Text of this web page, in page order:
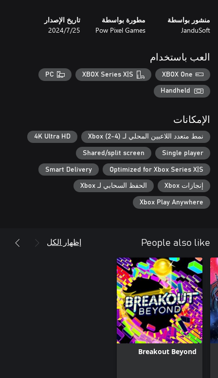
منشور بواسطة
JanduSoft
مطورة بواسطة
Pow Pixel Games
تاريخ الإصدار
25‏/7‏/2024
العب باستخدام
XBOX One
XBOX Series X|S
PC
Handheld
الإمكانات
نمط متعدد اللاعبين المحلي لـ Xbox (2-4) 4K Ultra HD
Single player
Shared/split screen
Optimized for Xbox Series X|S
Smart Delivery
إنجازات Xbox الحفظ السحابي لـ Xbox
Xbox Play Anywhere
People also like إظهار الكل
Breakout Beyond